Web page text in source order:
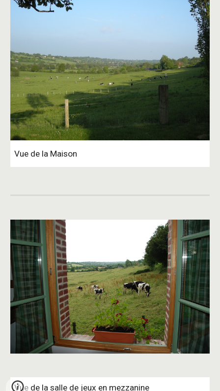
Vue de la Maison
Vue de la salle de jeux en mezzanine